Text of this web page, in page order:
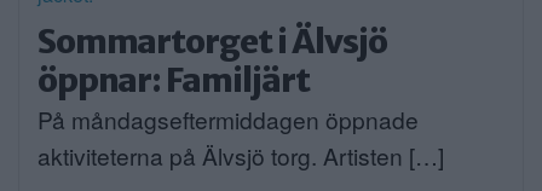
Sommartorget i Älvsjö
öppnar: Familjärt
På måndagseftermiddagen öppnade
aktiviteterna på Älvsjö torg. Artisten […]